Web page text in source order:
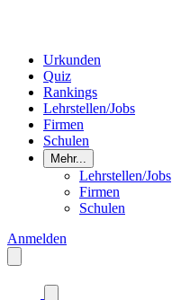
Urkunden
Quiz
Rankings
Lehrstellen/Jobs
Firmen
Schulen
Mehr...
Lehrstellen/Jobs
Firmen
Schulen
Anmelden